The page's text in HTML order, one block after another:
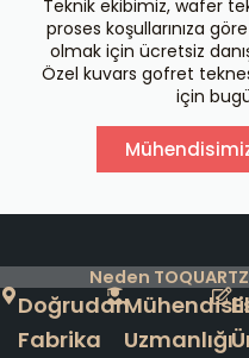
Teknik ekibimiz, wafer
proses koşullarınıza
olmak için ücretsiz
Özel kuvars gofret
için
Neden
Doğrudan
Fabrika
Uzmanlığı